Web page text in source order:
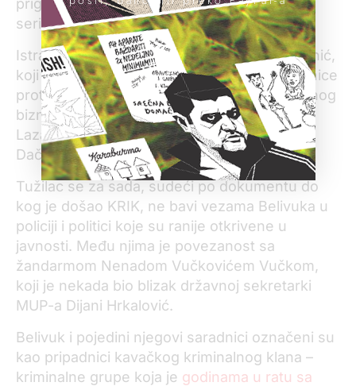
prigušivačem i pištolj na kome je uklonjen
serijski broj.
Istragu u ovom slučaju vodi tužilac Saša Ivanić,
koji je poznat po tome što je podigao optužnice
protiv narko-bosa Darka Šarića, kontroverznog
biznismena Stanka Subotića i Branka
Lazarevića, nekadašnjeg šefa kabineta Ivice
Dačića.
Tužilac se za sada, sudeći po dokumentu do
kog je došao KRIK, ne bavi vezama Belivuka u
policiji i politici koje su ranije otkrivene u
javnosti. Među njima je povezanost sa
žandarmom Nenadom Vučkovićem Vučkom,
koji je nekada bio blizak državnoj sekretarki
MUP-a Dijani Hrkalović.
Belivuk i pojedini njegovi saradnici označeni su
kao pripadnici kavačkog kriminalnog klana –
kriminalne grupe koja je godinama u ratu sa